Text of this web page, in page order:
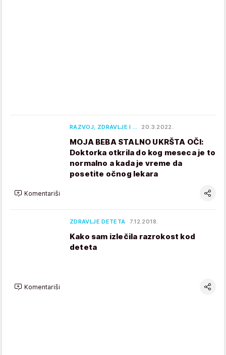
RAZVOJ, ZDRAVLJE I … 20.3.2022.
MOJA BEBA STALNO UKRŠTA OČI:
Doktorka otkrila do kog meseca je to
normalno a kada je vreme da
posetite očnog lekara
Komentariši
ZDRAVLJE DETETA 7.12.2018.
Kako sam izlečila razrokost kod
deteta
Komentariši